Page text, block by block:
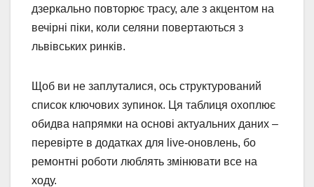
дзеркально повторює трасу, але з акцентом на
вечірні піки, коли селяни повертаються з
львівських ринків.
Щоб ви не заплуталися, ось структурований
список ключових зупинок. Ця таблиця охоплює
обидва напрямки на основі актуальних даних –
перевірте в додатках для live-оновлень, бо
ремонтні роботи люблять змінювати все на
ходу.